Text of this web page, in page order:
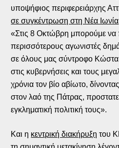
υποψήφιος περιφερειάρχης
σε συγκέντρωση στη Νέα Ιωνία
«Στις 8 Οκτώβρη μπορούμε να
περισσότερους αγωνιστές
σε όλους μας σύντροφο Κώστα
στις κυβερνήσεις και τους
χρόνια τον βίο αβίωτο,
στον λαό της Πάτρας,
εγκληματική πολιτική τους».
Και η κεντρική διακήρυξη του